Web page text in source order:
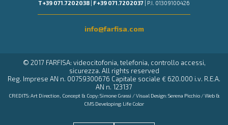
T +39 071.7202038| F +39 071.7202037| P.I. 01309100426
info@farfisa.com
© 2017 FARFISA: videocitofonia, telefonia, controllo accessi,
sicurezza. All rights reserved
Reg. Imprese AN n. 00759300676 Capitale sociale € 620.000 i.v. R.E.A.
AN n. 123137
CREDITS: Art Direction, Concept & Copy:Simone Grassi / Visual Design:Serena Picchio/ Web &
CMS Developing: Life Color